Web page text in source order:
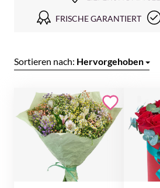
FRISCHE GARANTIERT
Sortieren nach: Hervorgehoben